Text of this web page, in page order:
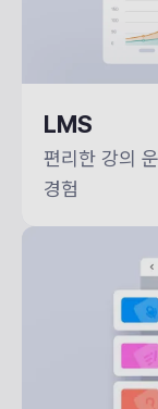
LMS
편리한 강의
경험